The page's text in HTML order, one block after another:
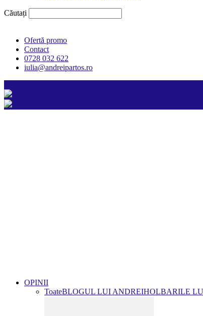
Căutați
Ofertă promo
Contact
0728 032 622
iulia@andreipartos.ro
OPINII
ToateBLOGUL LUI ANDREIHOLBARILE